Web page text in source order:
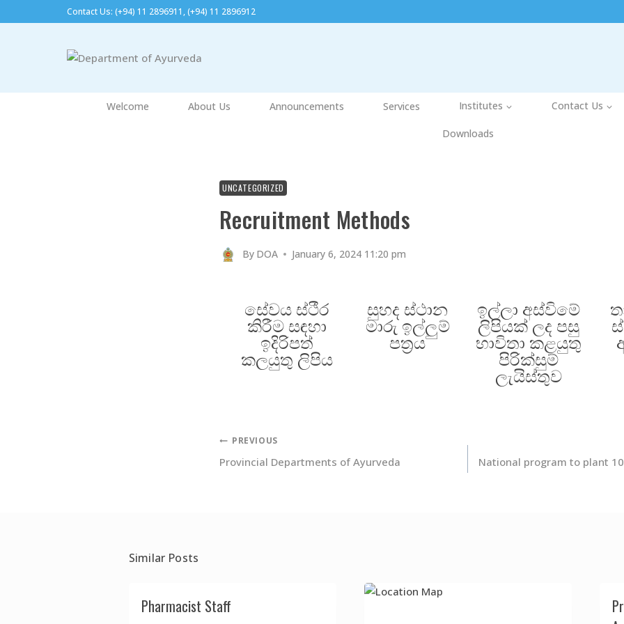
Contact Us: (+94) 11 2896911, (+94) 11 2896912​
Welcome About Us Announcements Services Institutes Contact Us
Downloads
UNCATEGORIZED
Recruitment Methods
By DOA January 6, 2024 11:20 pm
සේවය ස්ථීර
කිරීම සඳහා
ඉදිරිපත්
කලයුතු ලිපිය
සුහද ස්ථාන
මාරු ඉල්ලුම්
පත්‍රය
ඉල්ලා අස්විමේ
ලිපියක් ලද පසු
භාවිතා කළයුතු
පිරික්සුම්
ලැයිස්තුව
PREVIOUS
Provincial Departments of Ayurveda National program to plant
Similar Posts
Pharmacist Staff